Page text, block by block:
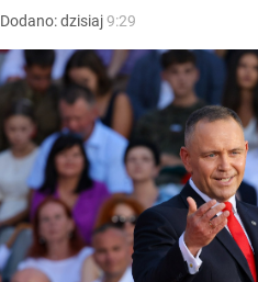
Dodano:dzisiaj9:29